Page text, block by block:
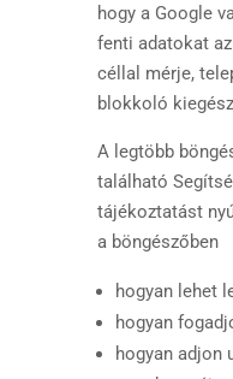
hogy a Google
fenti adatokat
céllal mérje,
blokkoló
A legtöbb
található
tájékoztatást
a böngészőben
hogyan lehet
hogyan
hogyan adjon